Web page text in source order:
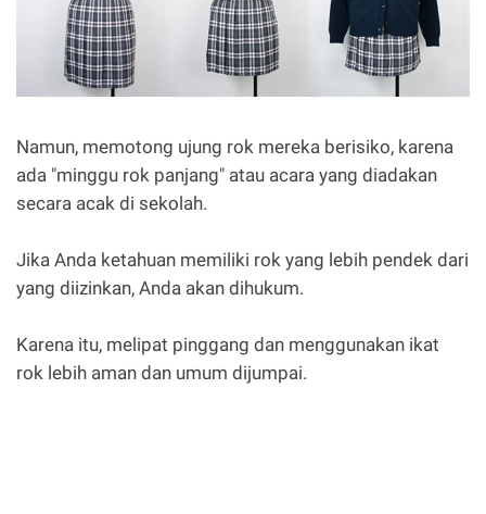
Namun, memotong ujung rok mereka berisiko, karena
ada "minggu rok panjang" atau acara yang diadakan
secara acak di sekolah.
Jika Anda ketahuan memiliki rok yang lebih pendek dari
yang diizinkan, Anda akan dihukum.
Karena itu, melipat pinggang dan menggunakan ikat
rok lebih aman dan umum dijumpai.